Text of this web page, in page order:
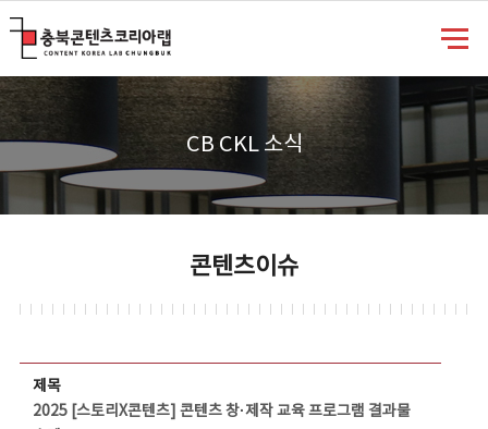
CB CKL 소식
콘텐츠이슈
제목
2025 [스토리X콘텐츠] 콘텐츠 창·제작 교육 프로그램 결과물